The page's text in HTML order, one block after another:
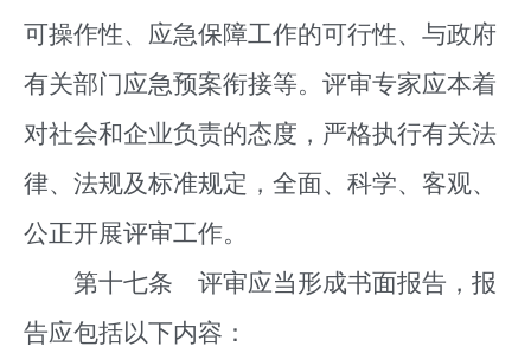
可操作性、应急保障工作的可行性、与政府
有关部门应急预案衔接等。评审专家应本着
对社会和企业负责的态度，严格执行有关法
律、法规及标准规定，全面、科学、客观、
公正开展评审工作。
第十七条 评审应当形成书面报告，报
告应包括以下内容：